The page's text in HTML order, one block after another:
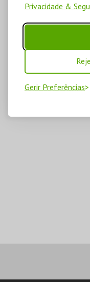
Privacidade &
Gerir Preferências